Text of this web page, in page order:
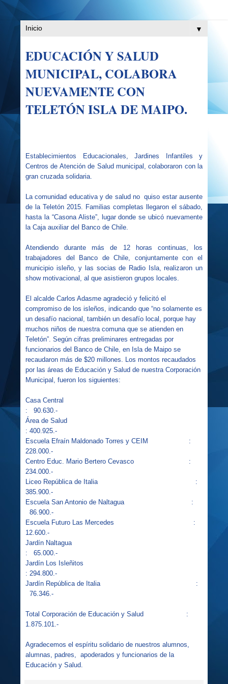
▼
EDUCACIÓN Y SALUD
MUNICIPAL, COLABORA
NUEVAMENTE CON
TELETÓN ISLA DE MAIPO.
Establecimientos Educacionales, Jardines Infantiles y
Centros de Atención de Salud municipal, colaboraron con la
gran cruzada solidaria.
La comunidad educativa y de salud no quiso estar ausente
de la Teletón 2015. Familias completas llegaron el sábado,
hasta la “Casona Aliste”, lugar donde se ubicó nuevamente
la Caja auxiliar del Banco de Chile.
Atendiendo durante más de 12 horas continuas, los
trabajadores del Banco de Chile, conjuntamente con el
municipio isleño, y las socias de Radio Isla, realizaron un
show motivacional, al que asistieron grupos locales.
El alcalde Carlos Adasme agradeció y felicitó el
compromiso de los isleños, indicando que “no solamente es
un desafío nacional, también un desafío local, porque hay
muchos niños de nuestra comuna que se atienden en
Teletón”. Según cifras preliminares entregadas por
funcionarios del Banco de Chile, en Isla de Maipo se
recaudaron más de $20 millones. Los montos recaudados
por las áreas de Educación y Salud de nuestra Corporación
Municipal, fueron los siguientes:
Casa Central
:
90.630.-
Área de Salud
: 400.925.-
Escuela Efraín Maldonado Torres y CEIM
:
228.000.-
Centro Educ. Mario Bertero Cevasco
:
234.000.-
Liceo República de Italia
:
385.900.-
Escuela San Antonio de Naltagua
:
86.900.-
Escuela Futuro Las Mercedes
:
12.600.-
Jardín Naltagua
:
65.000.-
Jardín Los Isleñitos
: 294.800.-
Jardín República de Italia
:
76.346.-
Total Corporación de Educación y Salud
:
1.875.101.-
Agradecemos el espíritu solidario de nuestros alumnos,
alumnas, padres,
apoderados y funcionarios de la
Educación y Salud.